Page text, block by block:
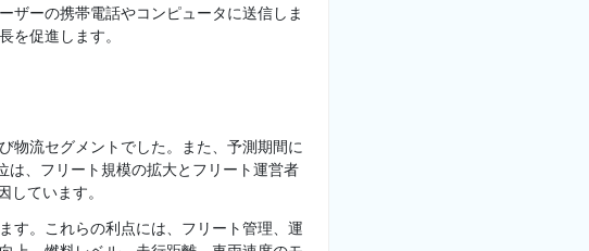
ザーの携帯電話やコンピュータに送信しま
を促進します。
物流セグメントでした。また、予測期間に
は、フリート規模の拡大とフリート運営者
しています。
す。これらの利点には、フリート管理、運